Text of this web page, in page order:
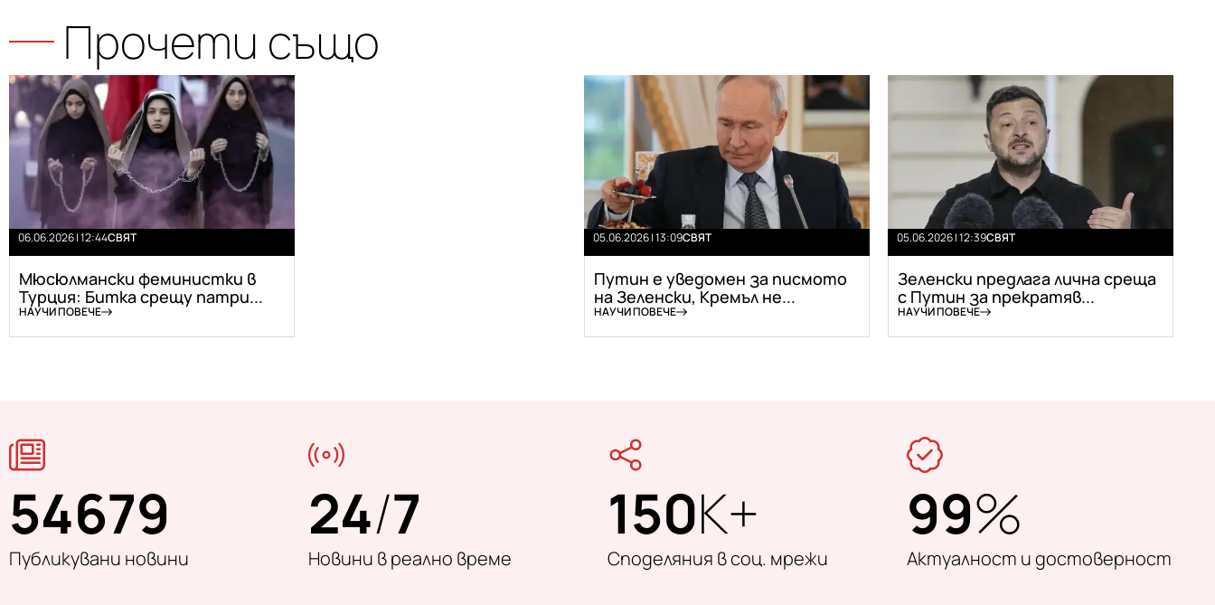
Прочети също
06.06.2026 | 12:44СВЯТ
Мюсюлмански феминистки в
Турция: Битка срещу патри...
НАУЧИ ПОВЕЧЕ
05.06.2026 | 13:09СВЯТ
Путин е уведомен за писмото
на Зеленски, Кремъл не...
НАУЧИ ПОВЕЧЕ
05.06.2026 | 12:39СВЯТ
Зеленски предлага лична среща
с Путин за прекратяв...
НАУЧИ ПОВЕЧЕ
54679
Публикувани новини
24/7
Новини в реално време
150K+
Споделяния в соц. мрежи
99%
Актуалност и достоверност